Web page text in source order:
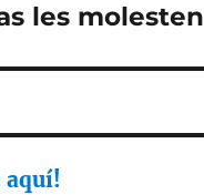
les molesten
aquí!